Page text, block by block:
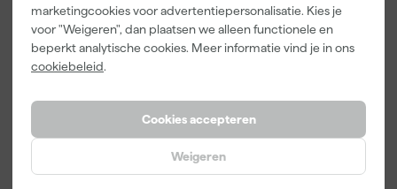
marketingcookies voor advertentiepersonalisatie. Kies je
voor "Weigeren", dan plaatsen we alleen functionele en
beperkt analytische cookies. Meer informatie vind je in ons
cookiebeleid.
Cookies accepteren
Weigeren
Schuurblok
m Sk 500
Maandag
Mini Micmex
muurverfrolle
r - 10cm
bezorgd
Patentpuntkw
Hybrid 2020 -